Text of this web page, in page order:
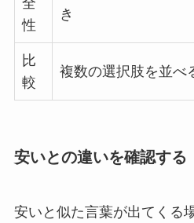
全
性
き
比
較
複数の選択肢を並べ
安いとの違いを確認する
安いと似た言葉が出てくる